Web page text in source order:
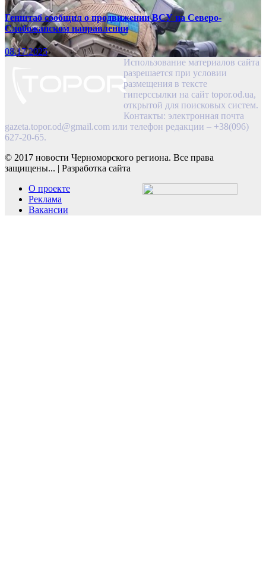
Генштаб сообщил о продвижении ВСУ на Северо-
Слобожанском направлении
08.17.2025
Использование материалов сайта
разрешается при условии
размещения в тексте
гиперссылки на сайт topor.od.ua,
открытой для поисковых систем.
Контакты: электронная почта
gazeta.topor.od@gmail.com или телефон редакции – +38(096)
627-20-65.
© 2017 новости Черноморского региона. Все права
защищены... | Разработка сайта
О проекте
Реклама
Вакансии